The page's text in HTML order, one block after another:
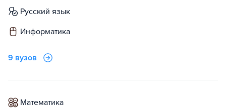
русский язык
информатика
9 вузов
математика